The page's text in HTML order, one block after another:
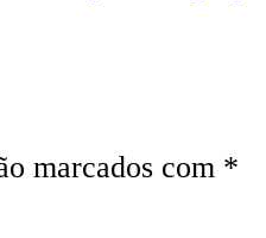
marcados com *